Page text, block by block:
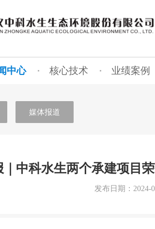
中心 核心技术 业绩案例
媒体报道
｜中科水生两个承建项目
发布日期：2024-